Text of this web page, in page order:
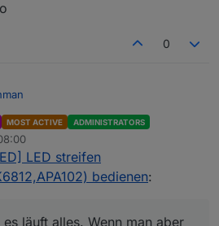
0
es läuft alles. Wenn man aber ein
bekommt man diese
MOST ACTIVE ADMINISTRATORS
LED streifen
bedienen:
läuft alles. Wenn man aber